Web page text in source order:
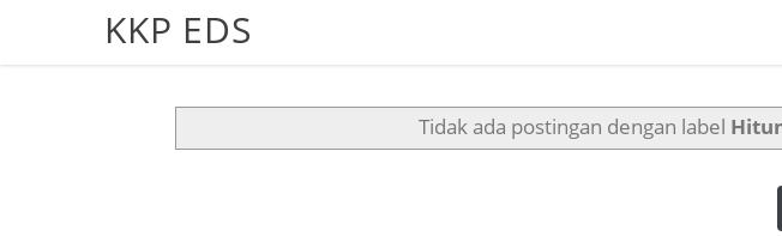
KKP EDS
Tidak ada postingan dengan label